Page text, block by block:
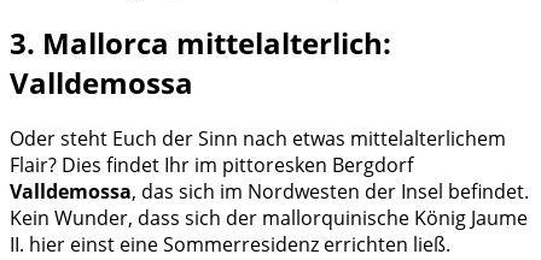
3. Mallorca mittelalterlich:
Valldemossa
Oder steht Euch der Sinn nach etwas mittelalterlichem
Flair? Dies findet Ihr im pittoresken Bergdorf
Valldemossa, das sich im Nordwesten der Insel befindet.
Kein Wunder, dass sich der mallorquinische König Jaume
II. hier einst eine Sommerresidenz errichten ließ.